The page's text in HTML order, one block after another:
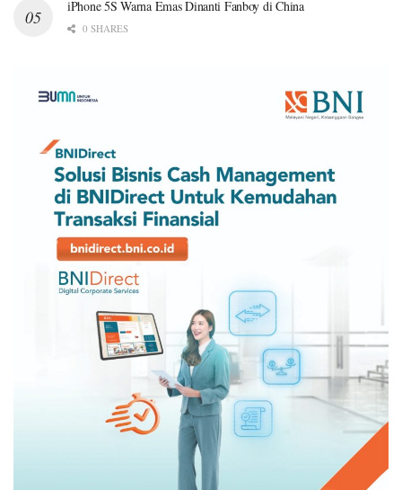
iPhone 5S Warna Emas Dinanti Fanboy di China
0 SHARES